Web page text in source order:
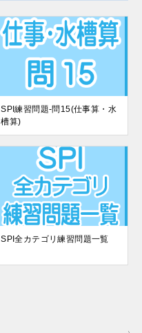
SPI練習問題-問15(仕事算・水
槽算)
SPI全カテゴリ練習問題一覧